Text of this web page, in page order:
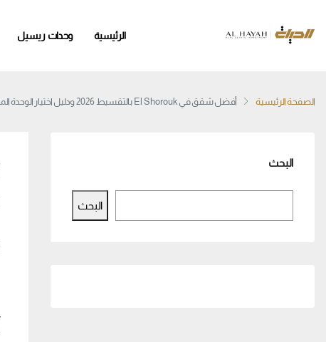
الرئيسية وحدات ريسيل
الصفحة الرئيسية أفضل شقق في El Shorouk بالتقسيط 2026 ودليل اختيار الوحدة المناسبة
البحث
البحث